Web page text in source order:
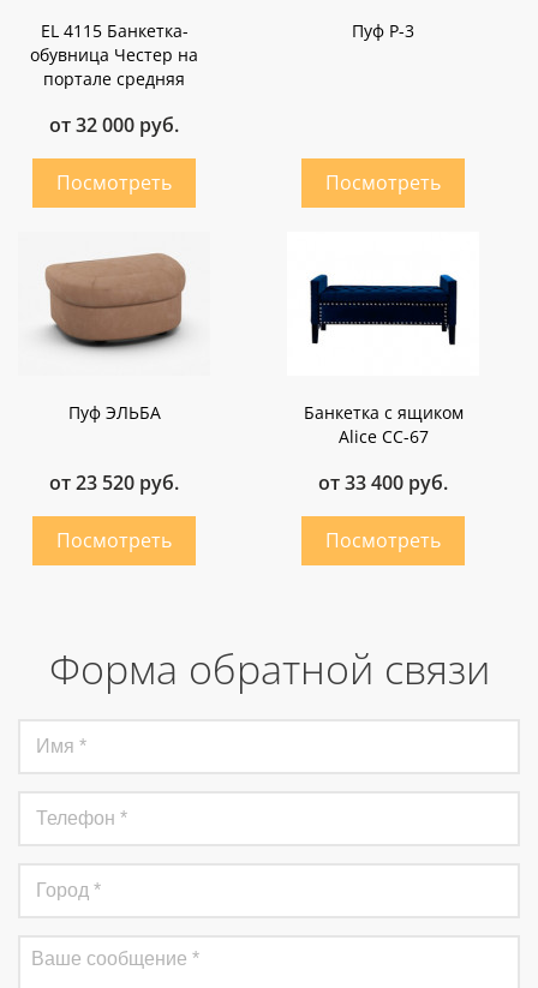
EL 4115 Банкетка-
обувница Честер на
портале средняя
от 32 000 руб.
Пуф P-3
Пуф ЭЛЬБА
от 23 520 руб.
Банкетка с ящиком
Alice CC-67
от 33 400 руб.
Форма обратной связи